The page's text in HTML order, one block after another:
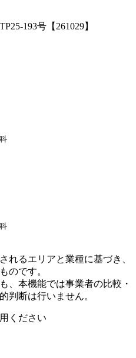
193号【261029】
れるエリアと業種に基づき、
のです。
、本機能では事業者の比較・
判断は行いません。
ください